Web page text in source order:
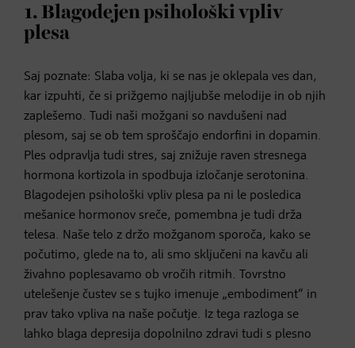
1. Blagodejen psihološki vpliv
plesa
Saj poznate: Slaba volja, ki se nas je oklepala ves dan,
kar izpuhti, če si prižgemo najljubše melodije in ob njih
zaplešemo. Tudi naši možgani so navdušeni nad
plesom, saj se ob tem sproščajo endorfini in dopamin.
Ples odpravlja tudi stres, saj znižuje raven stresnega
hormona kortizola in spodbuja izločanje serotonina.
Blagodejen psihološki vpliv plesa pa ni le posledica
mešanice hormonov sreče, pomembna je tudi drža
telesa. Naše telo z držo možganom sporoča, kako se
počutimo, glede na to, ali smo sključeni na kavču ali
živahno poplesavamo ob vročih ritmih. Tovrstno
utelešenje čustev se s tujko imenuje „embodiment“ in
prav tako vpliva na naše počutje. Iz tega razloga se
lahko blaga depresija dopolnilno zdravi tudi s plesno